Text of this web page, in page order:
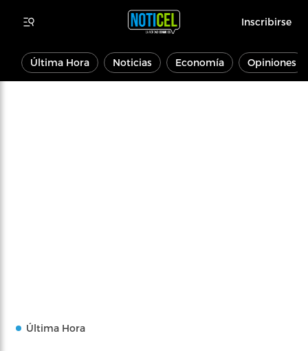
Inscribirse
Última Hora Noticias Economía Opiniones
Última Hora